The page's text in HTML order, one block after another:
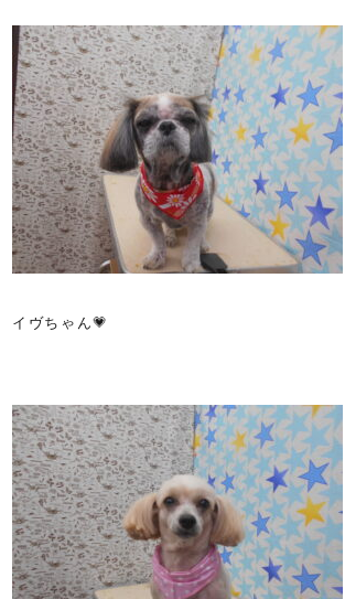
イヴちゃん💗